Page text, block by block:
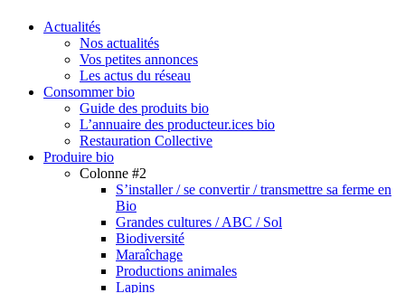
search
Menu
Actualités
Nos actualités
Vos petites annonces
Les actus du réseau
Consommer bio
Guide des produits bio
L’annuaire des producteur.ices bio
Restauration Collective
Produire bio
Colonne #2
S’installer / se convertir / transmettre sa ferme en
Bio
Grandes cultures / ABC / Sol
Biodiversité
Maraîchage
Productions animales
Lapins